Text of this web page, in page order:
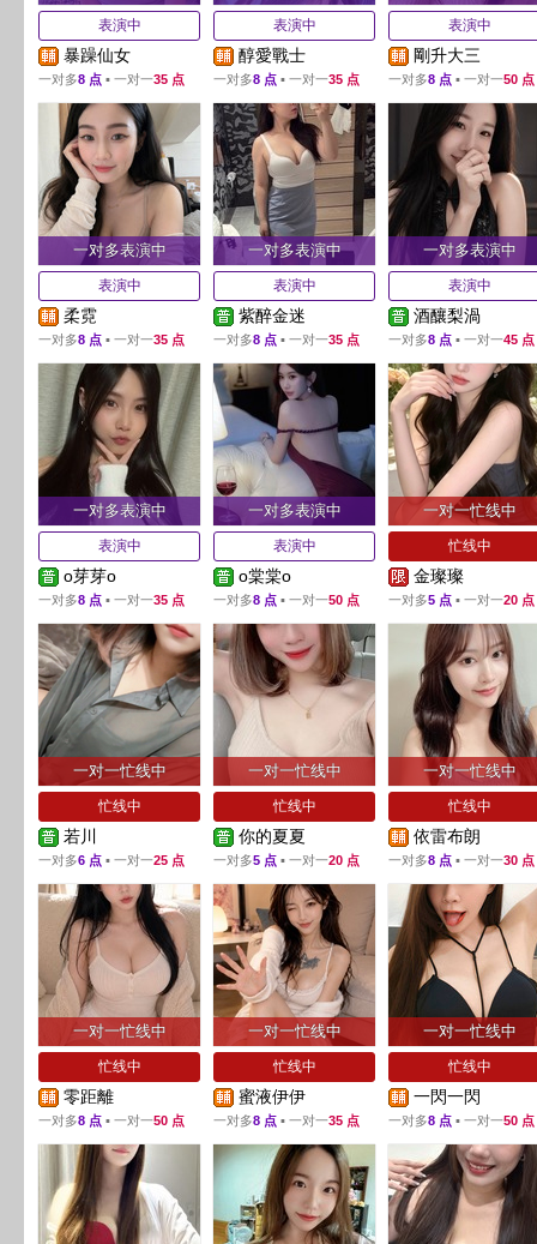
表演中
暴躁仙女
一对多8 点 ▪ 一对一35 点
表演中
醇愛戰士
一对多8 点 ▪ 一对一35 点
表演中
剛升大三
一对多8 点 ▪ 一对一50 点
一对多表演中
表演中
柔霓
一对多8 点 ▪ 一对一35 点
一对多表演中
表演中
紫醉金迷
一对多8 点 ▪ 一对一35 点
一对多表演中
表演中
酒釀梨渦
一对多8 点 ▪ 一对一45 点
一对多表演中
表演中
o芽芽o
一对多8 点 ▪ 一对一35 点
一对多表演中
表演中
o棠棠o
一对多8 点 ▪ 一对一50 点
一对一忙线中
忙线中
金璨璨
一对多5 点 ▪ 一对一20 点
一对一忙线中
忙线中
若川
一对多6 点 ▪ 一对一25 点
一对一忙线中
忙线中
你的夏夏
一对多5 点 ▪ 一对一20 点
一对一忙线中
忙线中
依雷布朗
一对多8 点 ▪ 一对一30 点
一对一忙线中
忙线中
零距離
一对多8 点 ▪ 一对一50 点
一对一忙线中
忙线中
蜜液伊伊
一对多8 点 ▪ 一对一35 点
一对一忙线中
忙线中
一閃一閃
一对多8 点 ▪ 一对一50 点